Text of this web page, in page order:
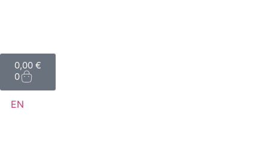
0,00 €
0
EN